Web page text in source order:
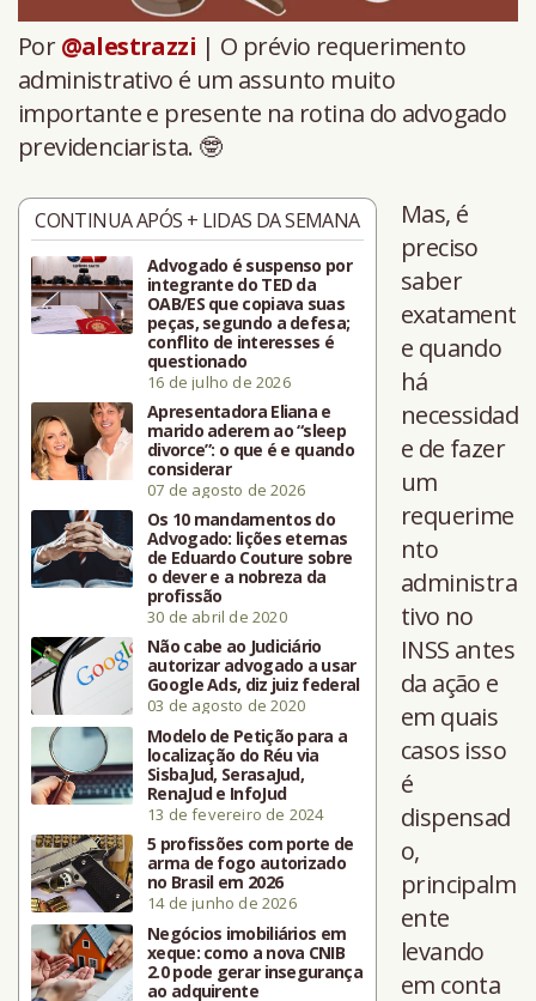
Por@alestrazzi | O prévio requerimento
administrativo é um assunto muito
importante e presente na rotina do advogado
previdenciarista. 🤓
CONTINUA APÓS + LIDAS DA SEMANA
Advogado é suspenso por
integrante do TED da
OAB/ES que copiava suas
peças, segundo a defesa;
conflito de interesses é
questionado
16 de julho de 2026
Apresentadora Eliana e
marido aderem ao “sleep
divorce”: o que é e quando
considerar
07 de agosto de 2026
Os 10 mandamentos do
Advogado: lições eternas
de Eduardo Couture sobre
o dever e a nobreza da
profissão
30 de abril de 2020
Não cabe ao Judiciário
autorizar advogado a usar
Google Ads, diz juiz federal
03 de agosto de 2020
Modelo de Petição para a
localização do Réu via
SisbaJud, SerasaJud,
RenaJud e InfoJud
13 de fevereiro de 2024
5 profissões com porte de
arma de fogo autorizado
no Brasil em 2026
14 de junho de 2026
Negócios imobiliários em
xeque: como a nova CNIB
2.0 pode gerar insegurança
ao adquirente
Mas, é
preciso
saber
exatament
e quando
há
necessidad
e de fazer
um
requerime
nto
administra
tivo no
INSS antes
da ação e
em quais
casos isso
é
dispensad
o,
principalm
ente
levando
em conta